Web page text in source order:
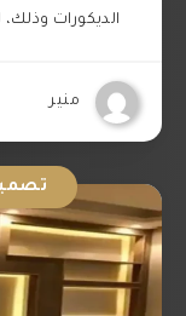
الديكورات وذلك،
منير